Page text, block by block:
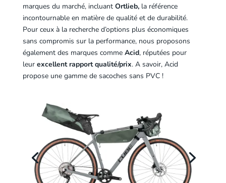
marques du marché, incluant Ortlieb,la référence
incontournable en matière de qualité et de durabilité.
Pour ceux à la recherche d’options plus économiques
sans compromis sur la performance, nous proposons
également des marques comme Acid, réputées pour
leur excellent rapport qualité/prix. A savoir, Acid
propose une gamme de sacoches sans PVC !